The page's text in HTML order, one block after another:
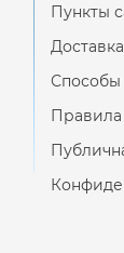
Пункты
Способы